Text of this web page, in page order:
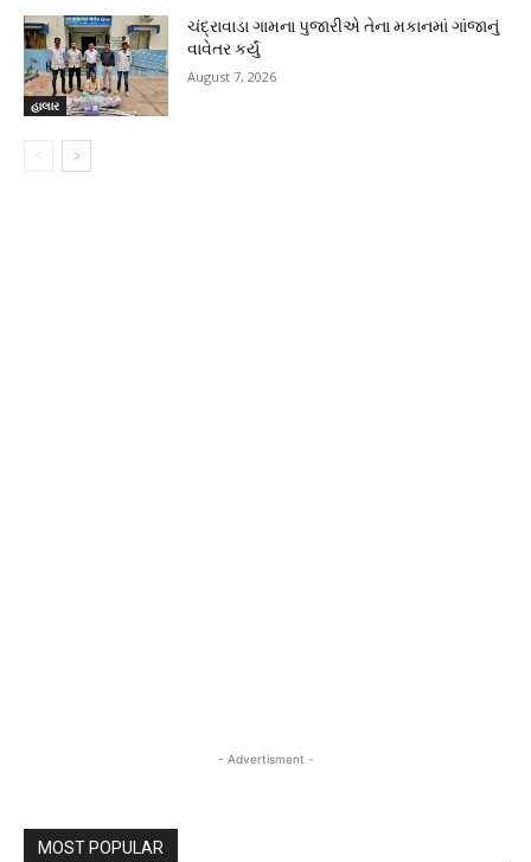
હાલાર
ચંદ્રાવાડા ગામના પુજારીએ તેના મકાનમાં ગાંજાનું
વાવેતર કર્યું
August 7, 2026
- Advertisment -
MOST POPULAR